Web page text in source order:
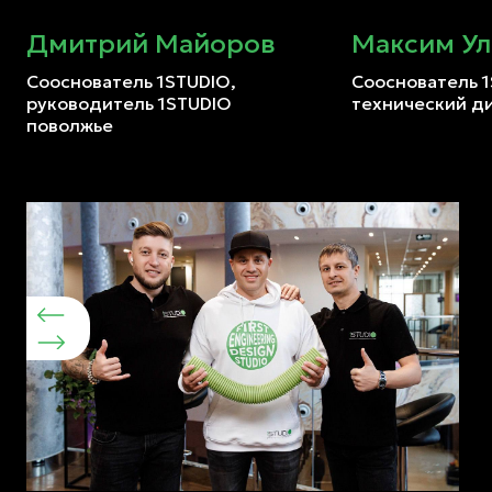
Дмитрий Майоров
Сооснователь 1STUDIO,
руководитель 1STUDIO
поволжье
Максим
Сооснователь
технический